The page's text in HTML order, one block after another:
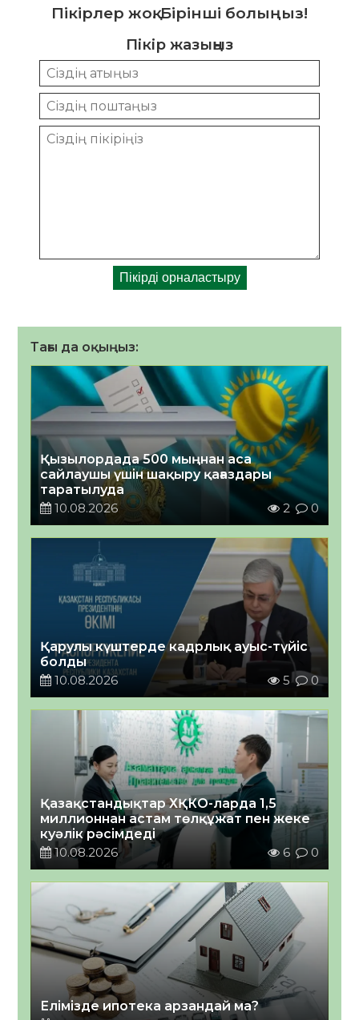
Пікірлер жоқ. Бірінші болыңыз!
Пікір жазыңыз
Тағы да оқыңыз:
Қызылордада 500 мыңнан аса
сайлаушы үшін шақыру қағаздары
таратылуда
10.08.2026
2 0
Қарулы күштерде кадрлық ауыс-түйіс
болды
10.08.2026
5 0
Қазақстандықтар ХҚКО-ларда 1,5
миллионнан астам төлқұжат пен жеке
куәлік рәсімдеді
10.08.2026
6 0
Елімізде ипотека арзандай ма?